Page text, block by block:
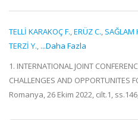
TELLİ KARAKOÇ F.,ERÜZ C., SAĞLAM
TERZİ Y., ...Daha Fazla
1. INTERNATIONAL JOINT
CHALLENGES AND OPPORTUNITES
Romanya, 26 Ekim 2022, cilt.1,